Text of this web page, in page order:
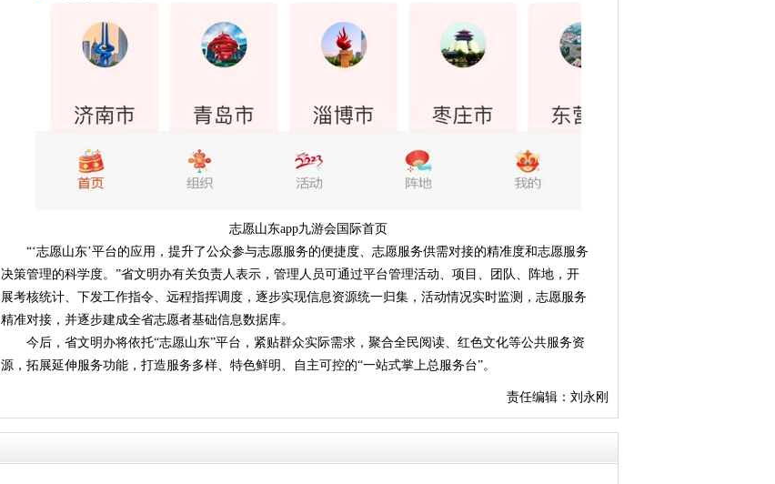
志愿山东app九游会国际首页
“‘志愿山东’平台的应用，提升了公众参与志愿服务的便捷度、志愿服务供需对接的精准度和志愿服务
决策管理的科学度。”省文明办有关负责人表示，管理人员可通过平台管理活动、项目、团队、阵地，开
展考核统计、下发工作指令、远程指挥调度，逐步实现信息资源统一归集，活动情况实时监测，志愿服务
精准对接，并逐步建成全省志愿者基础信息数据库。
今后，省文明办将依托“志愿山东”平台，紧贴群众实际需求，聚合全民阅读、红色文化等公共服务资
源，拓展延伸服务功能，打造服务多样、特色鲜明、自主可控的“一站式掌上总服务台”。
责任编辑：刘永刚